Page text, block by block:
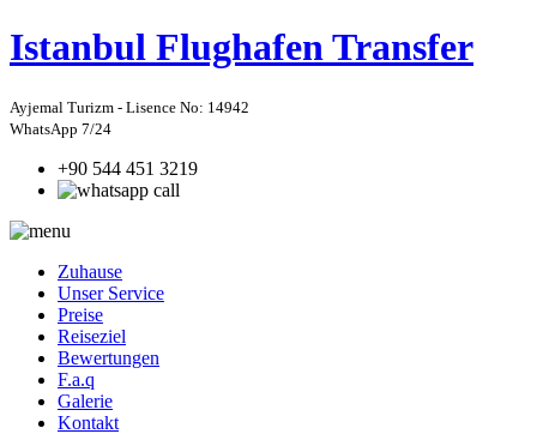
Istanbul Flughafen Transfer
Ayjemal Turizm - Lisence No: 14942
WhatsApp 7/24
+90 544 451 3219
Zuhause
Unser Service
Preise
Reiseziel
Bewertungen
F.a.q
Galerie
Kontakt